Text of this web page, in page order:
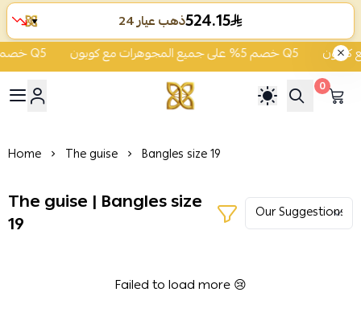
خصم 5% على جميع المجوهرات مع كوبون Q5 خصم 5% على جميع المجوهرات مع كوبون Q5
الشفاء للذهب والمجوهرات
0
Home The guise Bangles size 19
The guise | Bangles size
19
Failed to load more 😢
ذهب عيار 24524.15
▼